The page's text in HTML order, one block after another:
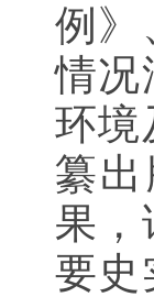
例》
情况
环境
纂出
果，
要史